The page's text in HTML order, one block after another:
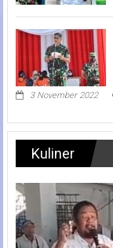
3 November 2022
Kuliner